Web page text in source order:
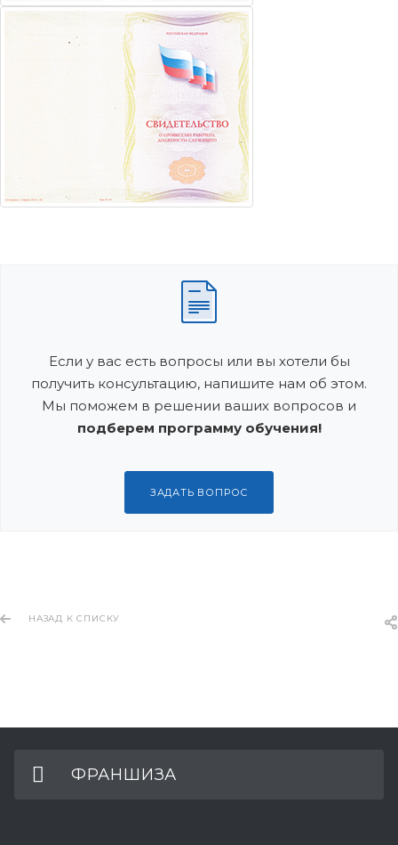
Если у вас есть вопросы или вы хотели бы
получить консультацию, напишите нам об этом.
Мы поможем в решении ваших вопросов и
подберем программу обучения!
ЗАДАТЬ ВОПРОС
НАЗАД К СПИСКУ
ФРАНШИЗА